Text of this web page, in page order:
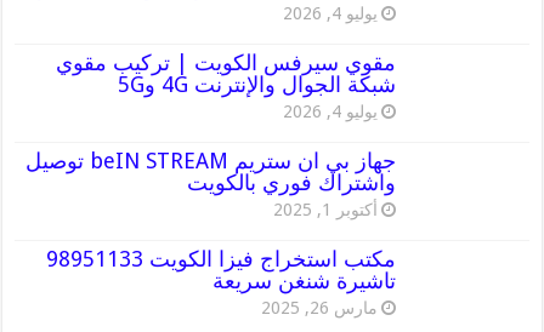
يوليو 4, 2026
مقوي سيرفس الكويت | تركيب مقوي
شبكة الجوال والإنترنت 4G و5G
يوليو 4, 2026
جهاز بي ان ستريم beIN STREAM توصيل
واشتراك فوري بالكويت
أكتوبر 1, 2025
مكتب استخراج فيزا الكويت 98951133
تاشيرة شنغن سريعة
مارس 26, 2025